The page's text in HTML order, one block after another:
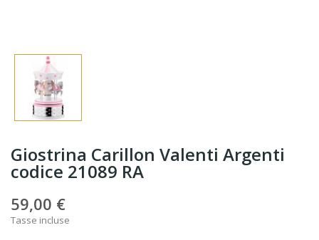
Giostrina Carillon Valenti Argenti
codice 21089 RA
59,00 €
Tasse incluse